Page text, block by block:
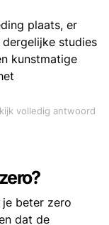
plaats, er
studies
kunstmatige
volledig antwoord
beter zero
dat de